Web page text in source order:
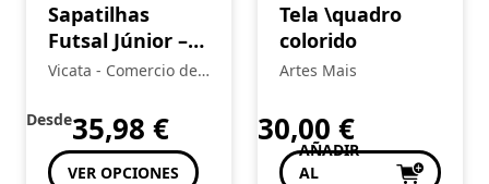
Sapatilhas
Futsal Júnior –
Joma
Vicata - Comercio de
Unipersonal S.L.:
Desde35,98 €
VER OPCIONES
Tela \quadro
colorido
Artes Mais
30,00 €
AÑADIR
AL